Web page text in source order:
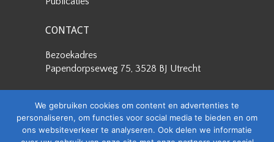
CONTACT
Bezoekadres
Papendorpseweg 75, 3528 BJ Utrecht
Papendorpseweg 75, 3528 BJ Utrecht
Stuur een e-mail
We gebruiken cookies om content en advertenties te
personaliseren, om functies voor social media te bieden en om
ons websiteverkeer te analyseren. Ook delen we informatie